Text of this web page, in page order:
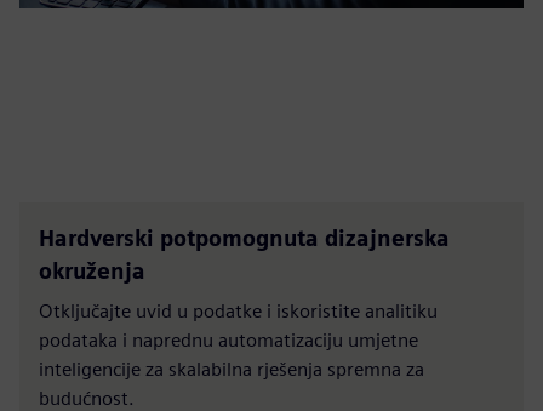
Hardverski potpomognuta dizajnerska
okruženja
Otključajte uvid u podatke i iskoristite analitiku
podataka i naprednu automatizaciju umjetne
inteligencije za skalabilna rješenja spremna za
budućnost.